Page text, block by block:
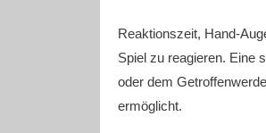
Reaktionszeit, Hand-
Spiel zu reagieren. Eine
oder dem
ermöglicht.